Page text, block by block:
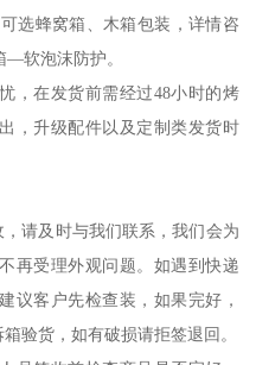
选蜂窝箱、木箱包装，详情咨
软泡沫防护。
，在发货前需经过48小时的烤
，升级配件以及定制类发货时
请及时与我们联系，我们会为
再受理外观问题。如遇到快递
议客户先检查装，如果完好，
验货，如有破损请拒签退回。